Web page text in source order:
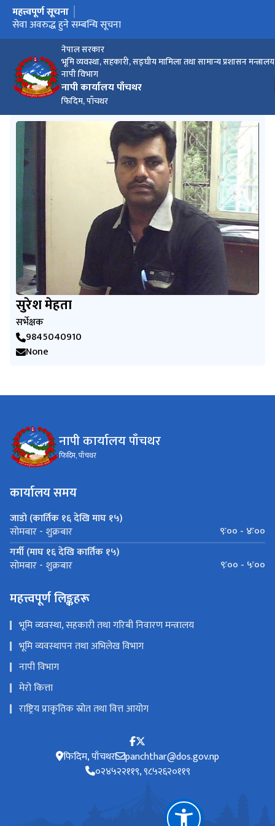
नेपाल सरकार
भूमि व्यवस्था, सहकारी, सङ्घीय मामिला तथा सामान्य प्रशासन मन्त्रालय
नापी विभाग
नापी कार्यालय पाँचथर
फिदिम, पाँचथर
मुख्य नेभिगेसनमा जानुहोस्
महत्त्वपूर्ण सूचना
बैंक तथा वित्तीय संस्था सबैले मेरो कित्ता मार्फत सेवा लिने सम्बन्धी सूचना
सेवा अवरुद्ध हुने सम्बन्धि सूचना
फिल्ड रेखाङ्कन सम्बन्धी कार्य नगरिने सम्बन्धमा ।
सुरेश मेहता
सर्भेक्षक
9845040910
None
नापी कार्यालय पाँचथर
फिदिम, पाँचथर
कार्यालय समय
जाडो (कार्तिक १६ देखि माघ १५)
सोमबार - शुक्रबार
९ः०० - ४ः००
गर्मी (माघ १६ देखि कार्तिक १५)
सोमबार - शुक्रबार ९ः०० - ५ः००
महत्त्वपूर्ण लिङ्कहरू
भूमि व्यवस्था, सहकारी तथा गरिबी निवारण मन्त्रालय
भूमि व्यवस्थापन तथा अभिलेख विभाग
नापी विभाग
मेरो कित्ता
राष्ट्रिय प्राकृतिक स्रोत तथा वित्त आयोग
फिदिम, पाँचथर panchthar@dos.gov.np
०२४५२२११९, ९८५२६२०११९